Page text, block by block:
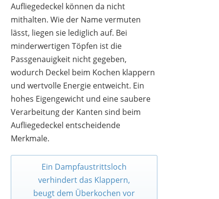
Aufliegedeckel können da nicht
mithalten. Wie der Name vermuten
lässt, liegen sie lediglich auf. Bei
minderwertigen Töpfen ist die
Passgenauigkeit nicht gegeben,
wodurch Deckel beim Kochen klappern
und wertvolle Energie entweicht. Ein
hohes Eigengewicht und eine saubere
Verarbeitung der Kanten sind beim
Aufliegedeckel entscheidende
Merkmale.
Ein Dampfaustrittsloch
verhindert das Klappern,
beugt dem Überkochen vor